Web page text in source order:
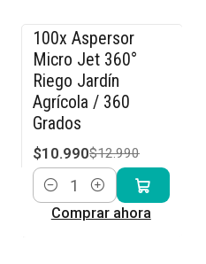
-15% OFF
100x Aspersor
Micro Jet 360°
Riego Jardín
Agrícola / 360
Grados
$10.990$12.990
Cantidad
Comprar ahora